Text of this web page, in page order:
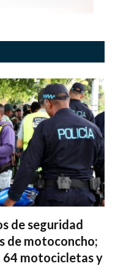
de seguridad
de motoconcho;
64 motocicletas y